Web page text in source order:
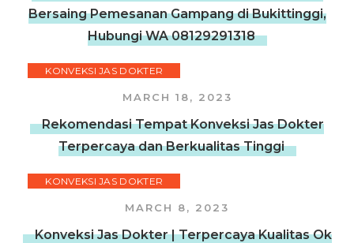
Bersaing Pemesanan Gampang di Bukittinggi,
Hubungi WA 08129291318
KONVEKSI JAS DOKTER
MARCH 18, 2023
Rekomendasi Tempat Konveksi Jas Dokter
Terpercaya dan Berkualitas Tinggi
KONVEKSI JAS DOKTER
MARCH 8, 2023
Konveksi Jas Dokter | Terpercaya Kualitas Ok